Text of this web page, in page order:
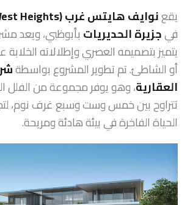
يقعنوايف هايتس غرب (Nawayef West Heights)
فيجزيرة الحديريات بأبوظبي، ويعد
يتميز بتصميمه العصري وإطلالاته
أو الشاطئ. تم تطوير المشروع بواسطة
العقارية، وهو يوفر مجموعة من الفلل
تتراوح بين خمس وست وسبع غرف نوم،
الحياة الفاخرة في بيئة هادئة ومريحة.